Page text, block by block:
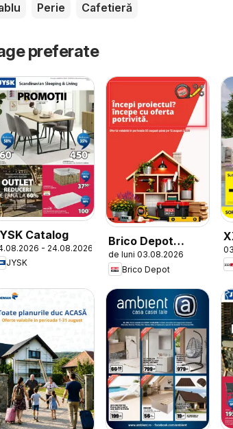
Perie Cafetieră
preferate
Catalog
- 24.08.2026
JYSK
Brico Depot
Catalog
de luni 03.08.2026
Brico Depot